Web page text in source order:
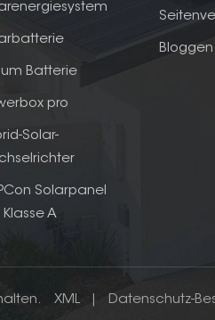
Batterie
pro
Solar-
Solarpanel
Klasse A
Bloggen
XML Datenschutz-